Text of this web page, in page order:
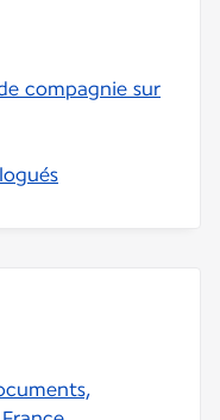
compagnie sur